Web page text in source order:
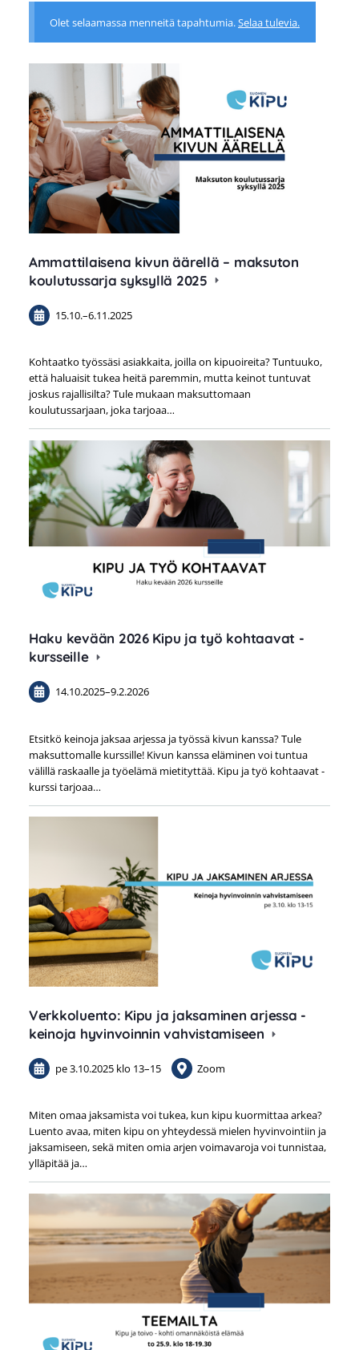
Olet selaamassa menneitä tapahtumia.Selaa tulevia.
Ammattilaisena kivun äärellä – maksuton
koulutussarja syksyllä 2025
15.10.–6.11.2025
Kohtaatko työssäsi asiakkaita, joilla on kipuoireita? Tuntuuko,
että haluaisit tukea heitä paremmin, mutta keinot tuntuvat
joskus rajallisilta? Tule mukaan maksuttomaan
koulutussarjaan, joka tarjoaa…
Haku kevään 2026 Kipu ja työ kohtaavat -
kursseille
14.10.2025–9.2.2026
Etsitkö keinoja jaksaa arjessa ja työssä kivun kanssa? Tule
maksuttomalle kurssille! Kivun kanssa eläminen voi tuntua
välillä raskaalle ja työelämä mietityttää. Kipu ja työ kohtaavat -
kurssi tarjoaa…
Verkkoluento: Kipu ja jaksaminen arjessa -
keinoja hyvinvoinnin vahvistamiseen
pe 3.10.2025 klo 13–15 Zoom
Miten omaa jaksamista voi tukea, kun kipu kuormittaa arkea?
Luento avaa, miten kipu on yhteydessä mielen hyvinvointiin ja
jaksamiseen, sekä miten omia arjen voimavaroja voi tunnistaa,
ylläpitää ja…